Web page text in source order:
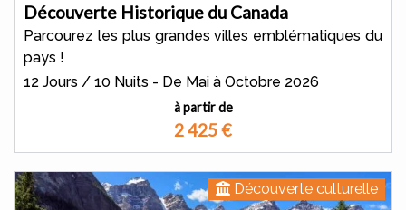
Découverte Historique du Canada
Parcourez les plus grandes villes emblématiques du
pays !
12 Jours / 10 Nuits - De Mai à Octobre 2026
à partir de
2 425€
Découverte culturelle